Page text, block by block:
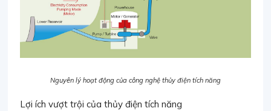
Nguyên lý hoạt động của công nghệ thủy điện tích năng
Lợi ích vượt trội của thủy điện tích năng